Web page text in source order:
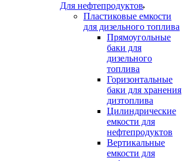
Для нефтепродуктов
Пластиковые емкости
для дизельного топлива
Прямоугольные
баки для
дизельного
топлива
Горизонтальные
баки для хранения
дизтоплива
Цилиндрические
емкости для
нефтепродуктов
Вертикальные
емкости для